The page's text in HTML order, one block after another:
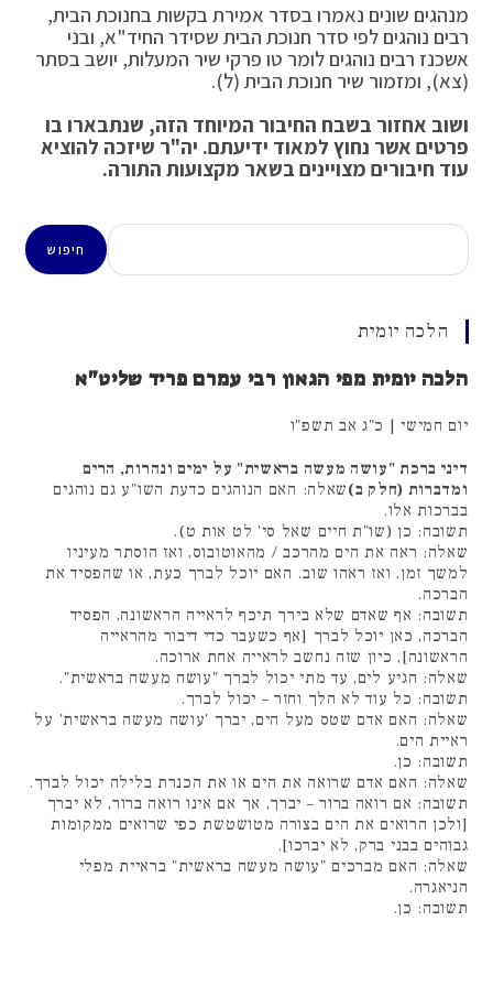
מנהגים שונים נאמרו בסדר אמירת בקשות בחנוכת הבית,
רבים נוהגים לפי סדר חנוכת הבית שסידר החיד"א, ובני
אשכנז רבים נוהגים לומר טו פרקי שיר המעלות, יושב בסתר
(צא), ומזמור שיר חנוכת הבית (ל).
ושוב אחזור בשבח החיבור המיוחד הזה, שנתבארו בו
פרטים אשר נחוץ למאוד ידיעתם. יה"ר שיזכה להוציא
עוד חיבורים מצויינים בשאר מקצועות התורה.
חיפוש
חיפוש
הלכה יומית
הלכה יומית מפי הגאון רבי עמרם פריד שליט"א
יום חמישי | כ"ג אב תשפ"ו
דיני ברכת "עושה מעשה בראשית" על ימים ונהרות, הרים
ומדברות (חלק ב)שאלה: האם הנוהגים כדעת השו"ע גם נוהגים
בברכות אלו.
תשובה: כן (שו"ת חיים שאל סי' לט אות ט).
שאלה: ראה את הים מהרכב / מהאוטובוס, ואז הוסתר מעיניו
למשך זמן, ואז ראהו שוב. האם יוכל לברך כעת, או שהפסיד את
הברכה.
תשובה: אף שאדם שלא בירך תיכף לראייה הראשונה, הפסיד
הברכה, כאן יוכל לברך [אף כשעבר כדי דיבור מהראייה
הראשונה], כיון שזה נחשב לראייה אחת ארוכה.
שאלה: הגיע לים, עד מתי יכול לברך "עושה מעשה בראשית".
תשובה: כל עוד לא הלך וחזר – יכול לברך.
שאלה: האם אדם שטס מעל הים, יברך 'עושה מעשה בראשית' על
ראיית הים.
תשובה: כן.
שאלה: האם אדם שרואה את הים או את הכנרת בלילה יכול לברך.
תשובה: אם רואה ברור – יברך, אך אם אינו רואה ברור, לא יברך
[ולכן הרואים את הים בצורה מטושטשת כפי שרואים ממקומות
גבוהים בבני ברק, לא יברכו].
שאלה: האם מברכים "עושה מעשה בראשית" בראיית מפלי
הניאגרה.
תשובה: כן.